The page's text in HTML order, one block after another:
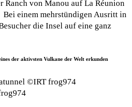
Ranch von Manou auf La Réunion
einem mehrstündigen Ausritt in
die Insel auf eine ganz
der aktivsten Vulkane der Welt erkunden